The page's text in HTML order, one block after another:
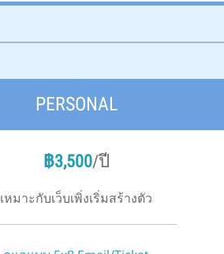
PERSONAL
฿3,500/ปี
เหมาะกับเว็บเพิ่งเริ่มสร้างตัว